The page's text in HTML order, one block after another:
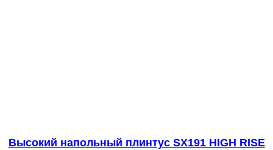
Высокий напольный плинтус SX191 HIGH RISE